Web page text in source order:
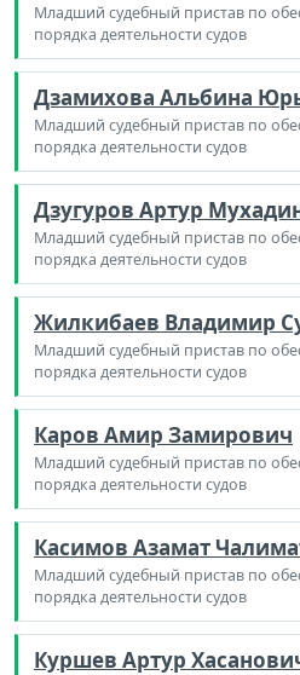
Младший судебный пристав по
порядка деятельности судов
Дзамихова Альбина
Младший судебный пристав по
порядка деятельности судов
Дзугуров Артур
Младший судебный пристав по
порядка деятельности судов
Жилкибаев Владимир
Младший судебный пристав по
порядка деятельности судов
Каров Амир Замирович
Младший судебный пристав по
порядка деятельности судов
Касимов Азамат
Младший судебный пристав по
порядка деятельности судов
Куршев Артур